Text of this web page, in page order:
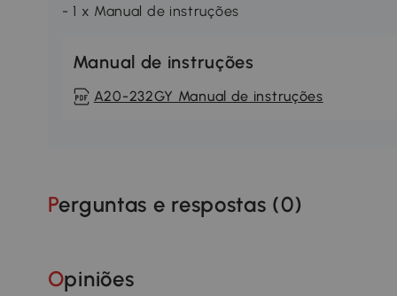
- 1 x Manual de instruções
Manual de instruções
A20-232GY Manual de instruções
Perguntas e respostas (0)
Opiniões